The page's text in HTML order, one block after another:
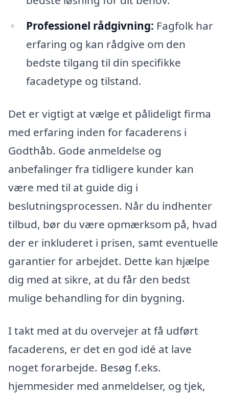
Professionel rådgivning: Fagfolk har
erfaring og kan rådgive om den
bedste tilgang til din specifikke
facadetype og tilstand.
Det er vigtigt at vælge et pålideligt firma
med erfaring inden for facaderens i
Godthåb. Gode anmeldelse og
anbefalinger fra tidligere kunder kan
være med til at guide dig i
beslutningsprocessen. Når du indhenter
tilbud, bør du være opmærksom på, hvad
der er inkluderet i prisen, samt eventuelle
garantier for arbejdet. Dette kan hjælpe
dig med at sikre, at du får den bedst
mulige behandling for din bygning.
I takt med at du overvejer at få udført
facaderens, er det en god idé at lave
noget forarbejde. Besøg f.eks.
hjemmesider med anmeldelser, og tjek,